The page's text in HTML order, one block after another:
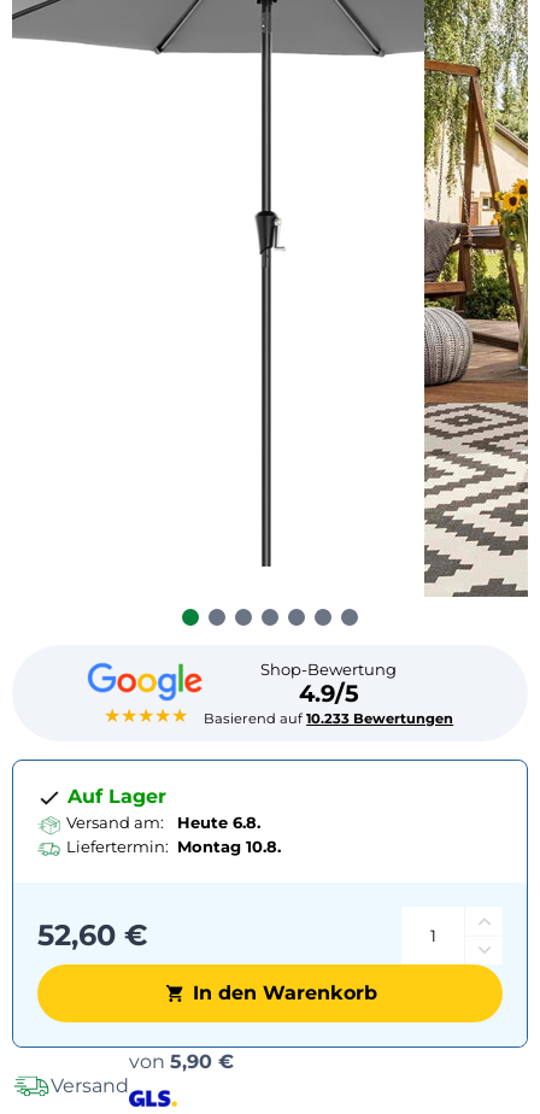
★★★★★
Shop-Bewertung
4.9/5
Basierend auf10.233 Bewertungen
Auf Lager
Versand am:
Heute 6.8.
Liefertermin: Montag 10.8.
52,60 €
In den Warenkorb
Versand
von 5,90 €